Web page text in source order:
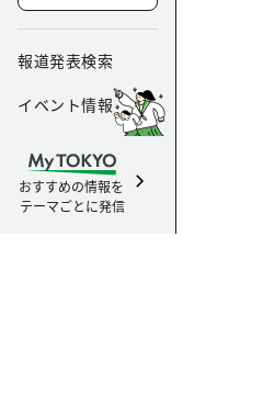
報道発表検索
イベント情報
おすすめの情報を
テーマごとに発信